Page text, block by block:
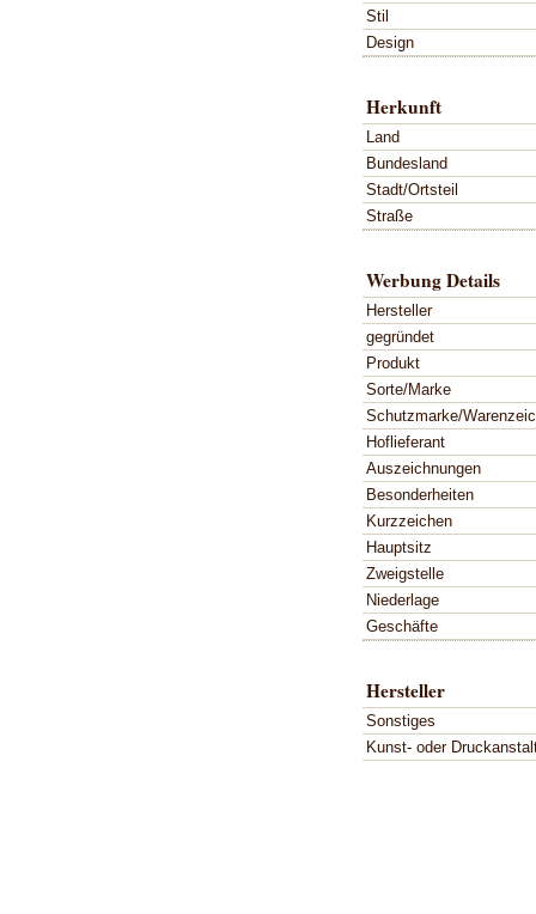
Stil
Design
Herkunft
Land
Bundesland
Stadt/Ortsteil
Straße
Werbung Details
Hersteller
gegründet
Produkt
Sorte/Marke
Schutzmarke/
Hoflieferant
Auszeichnungen
Besonderheiten
Kurzzeichen
Hauptsitz
Zweigstelle
Niederlage
Geschäfte
Hersteller
Sonstiges
Kunst- oder